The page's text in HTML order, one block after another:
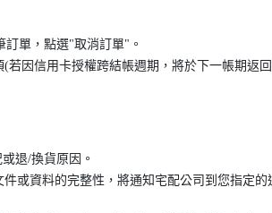
訂單，點選"取消訂單"。
若因信用卡授權跨結帳週期，將於下一帳期返回
退/換貨原因。
或資料的完整性，將通知宅配公司到您指定